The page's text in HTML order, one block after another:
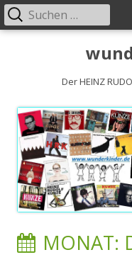
Der HEINZ
Primäres
MONAT: